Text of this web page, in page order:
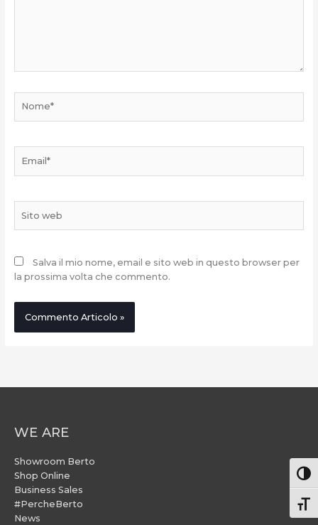
web
Salva il mio nome, email e sito web in questo browser per
la prossima volta che commento.
WE ARE
Showroom Berto
Shop Online
Business Sales
#PercheBerto
News